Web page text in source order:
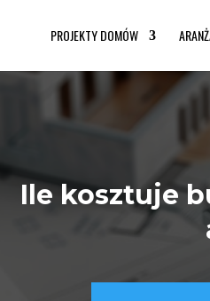
PROJEKTY DOMÓW
Ile kosztuje